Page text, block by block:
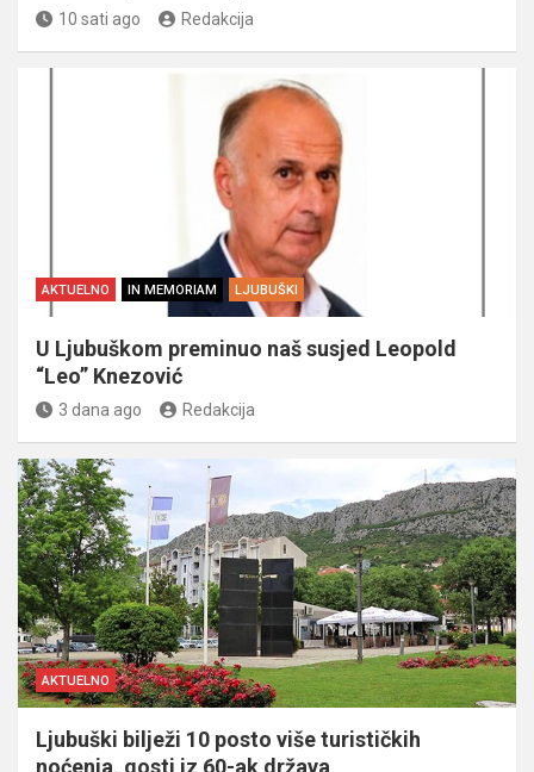
10 sati ago Redakcija
AKTUELNO IN MEMORIAM LJUBUŠKI
U Ljubuškom preminuo naš susjed Leopold
“Leo” Knezović
3 dana ago Redakcija
AKTUELNO
Ljubuški bilježi 10 posto više turističkih
noćenja, gosti iz 60-ak država